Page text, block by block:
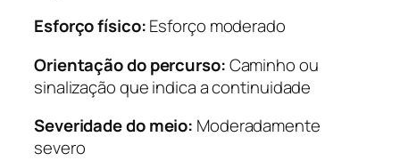
Esforço físico:Esforço moderado
Orientação do percurso:Caminho ou
sinalização que indica a continuidade
Severidade do meio: Moderadamente
severo